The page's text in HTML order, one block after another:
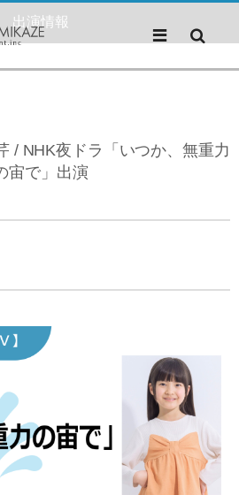
出演情報
/ NHK夜ドラ「いつか、無重力
宙で」出演